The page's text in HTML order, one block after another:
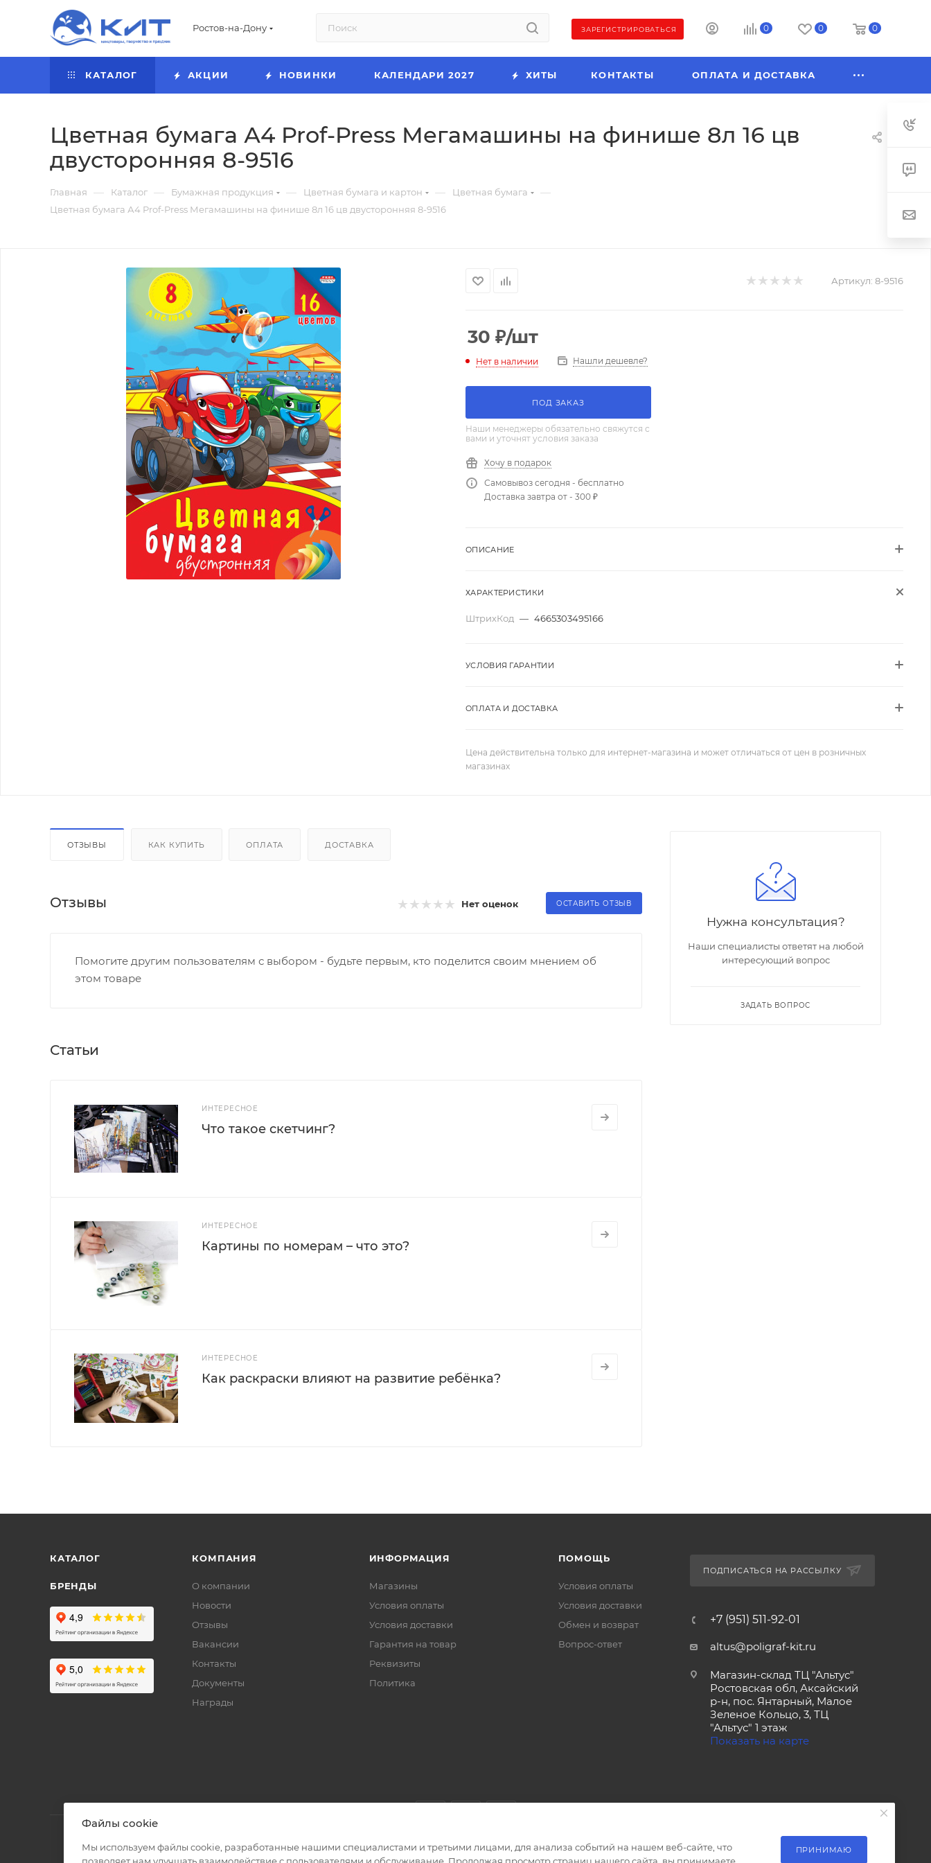
Ростов-на-Дону ЗАРЕГИСТРИРОВАТЬСЯ 0 0 0
КАТАЛОГ АКЦИИ НОВИНКИ КАЛЕНДАРИ 2027 ХИТЫ КОНТАКТЫ ОПЛАТА И ДОСТАВКА
Цветная бумага А4 Prof-Press Мегамашины на финише 8л 16 цв
двусторонняя 8-9516
Главная — Каталог — Бумажная продукция — Цветная бумага и картон — Цветная бумага —
Цветная бумага А4 Prof-Press Мегамашины на финише 8л 16 цв двусторонняя 8-9516
Артикул: 8-9516
30 ₽/шт
Нет в наличии Нашли дешевле?
ПОД ЗАКАЗ
Наши менеджеры обязательно свяжутся с
вами и уточнят условия заказа
Хочу в подарок
Самовывоз сегодня - бесплатно
Доставка завтра от - 300 ₽
ОПИСАНИЕ
ХАРАКТЕРИСТИКИ
ШтрихКод — 4665303495166
УСЛОВИЯ ГАРАНТИИ
ОПЛАТА И ДОСТАВКА
Цена действительна только для интернет-магазина и может отличаться от цен в розничных
магазинах
ОТЗЫВЫ КАК КУПИТЬ ОПЛАТА ДОСТАВКА
Отзывы Нет оценок ОСТАВИТЬ ОТЗЫВ
Помогите другим пользователям с выбором - будьте первым, кто поделится своим мнением об
этом товаре
Статьи
ИНТЕРЕСНОЕ
Что такое скетчинг?
ИНТЕРЕСНОЕ
Картины по номерам – что это?
ИНТЕРЕСНОЕ
Как раскраски влияют на развитие ребёнка?
Нужна консультация?
Наши специалисты ответят на любой
интересующий вопрос
ЗАДАТЬ ВОПРОС
КАТАЛОГ
БРЕНДЫ
КОМПАНИЯ
О компании
Новости
Отзывы
Вакансии
Контакты
Документы
Награды
ИНФОРМАЦИЯ
Магазины
Условия оплаты
Условия доставки
Гарантия на товар
Реквизиты
Политика
ПОМОЩЬ
Условия оплаты
Условия доставки
Обмен и возврат
Вопрос-ответ
ПОДПИСАТЬСЯ НА РАССЫЛКУ
+7 (951) 511-92-01
altus@poligraf-kit.ru
Магазин-склад ТЦ "Альтус"
Ростовская обл, Аксайский
р-н, пос. Янтарный, Малое
Зеленое Кольцо, 3, ТЦ
"Альтус" 1 этаж
Показать на карте
Файлы cookie
Мы используем файлы cookie, разработанные нашими специалистами и третьими лицами, для анализа событий на нашем веб-сайте, что
ПРИНИМАЮ